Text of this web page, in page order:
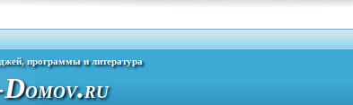
программы и литература
OMOV.RU